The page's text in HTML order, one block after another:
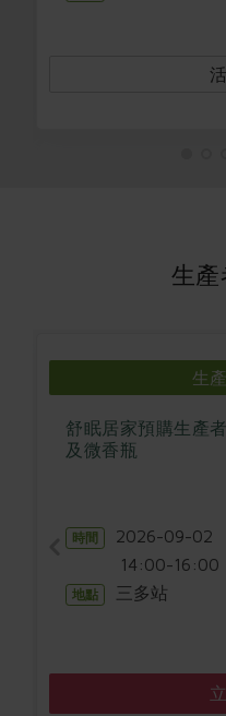
生產
生
舒眠居家預購生產
及微香瓶
時間 2026-09-02
14:00-16:00
地點 三多站